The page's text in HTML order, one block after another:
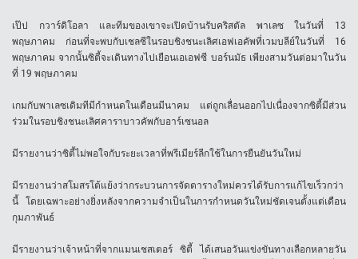
เป๊ป กวาร์ดิโอลา และทีมของเขาจะเปิดบ้านรับคริสตัล พาเลซ ในวันที่ 13
พฤษภาคม ก่อนที่จะพบกับเชลซีในรอบชิงชนะเลิศเอฟเอคัพที่เวมบลีย์ในวันที่ 16
พฤษภาคม จากนั้นซิตี้จะเดินทางไปเยือนเอเอฟซี บอร์นมัธ เพียงสามวันต่อมาในวัน
ที่ 19 พฤษภาคม
เกมกับพาเลซเดิมทีมีกำหนดในเดือนมีนาคม แต่ถูกเลื่อนออกไปเนื่องจากซิตี้มีส่วน
ร่วมในรอบชิงชนะเลิศคาราบาวคัพกับอาร์เซนอล
มีรายงานว่าซิตี้ไม่พอใจกับระยะเวลาที่พรีเมียร์ลีกใช้ในการยืนยันวันใหม่
มีรายงานว่าสโมสรโต้แย้งว่ากระบวนการจัดตารางใหม่ควรได้รับการแก้ไขเร็วกว่า
นี้ โดยเฉพาะอย่างยิ่งหลังจากความจำเป็นในการกำหนดวันใหม่ชัดเจนตั้งแต่เดือน
กุมภาพันธ์
มีรายงานว่าเจ้าหน้าที่จากแมนเชสเตอร์ ซิตี้ ได้เสนอวันแข่งขันทางเลือกหลายวัน